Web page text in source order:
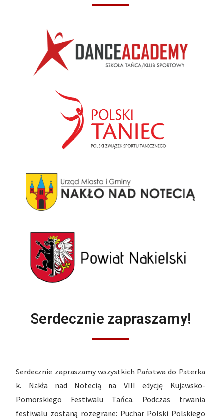
Serdecznie zapraszamy!
Serdecznie zapraszamy wszystkich Państwa do Paterka
k. Nakła nad Notecią na VIII edycję Kujawsko-
Pomorskiego Festiwalu Tańca. Podczas trwania
festiwalu zostaną rozegrane: Puchar Polski Polskiego